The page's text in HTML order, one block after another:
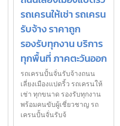
รถเครนให้เช่า รถเครน
รับจ้าง ราคาถูก
รองรับทุกงาน บริการ
ทุกพื้นที่ ภาคตะวันออก
รถเครนปั้นจั่นรับจ้างถนน
เลี่ยงเมืองแปดริ้ว รถเครนให้
เช่า ทุกขนาด รองรับทุกงาน
พร้อมคนขับผู้เชี่ยวชาญ รถ
เครนปั้นจั่นรับจ้